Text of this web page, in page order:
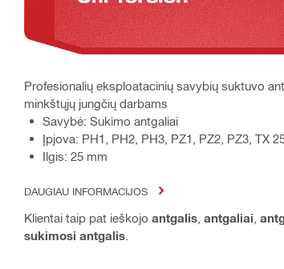
Profesionalių eksploatacinių savybių suktuvo
minkštųjų jungčių darbams
Savybė: Sukimo antgaliai
Įpjova: PH1, PH2, PH3, PZ1, PZ2, PZ3, TX
Ilgis: 25 mm
DAUGIAU INFORMACIJOS
Klientai taip pat ieškojo antgalis antgaliai
sukimosi antgalis